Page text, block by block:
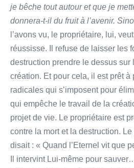
je bêche tout autour et que je
donnera-t-il du fruit à l’avenir.
l’avons vu, le propriétaire, lui,
réussisse. Il refuse de laisser les
destruction prendre le dessus sur
création. Et pour cela, il est prêt
radicales qui s’imposent pour
qui empêche le travail de la
projet de vie. Le propriétaire est
contre la mort et la destruction.
disait : « Quand l’Eternel vit que
Il intervint Lui-même pour